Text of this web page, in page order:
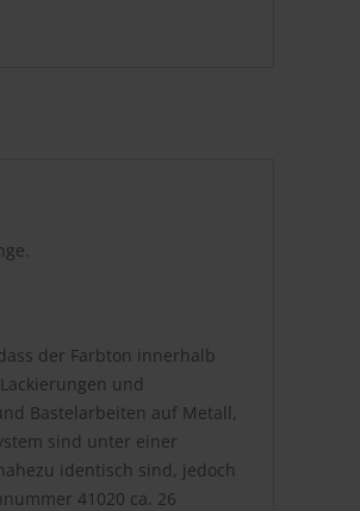
der Farbton innerhalb
und
Bastelarbeiten auf Metall,
sind unter einer
identisch sind, jedoch
41020 ca. 26